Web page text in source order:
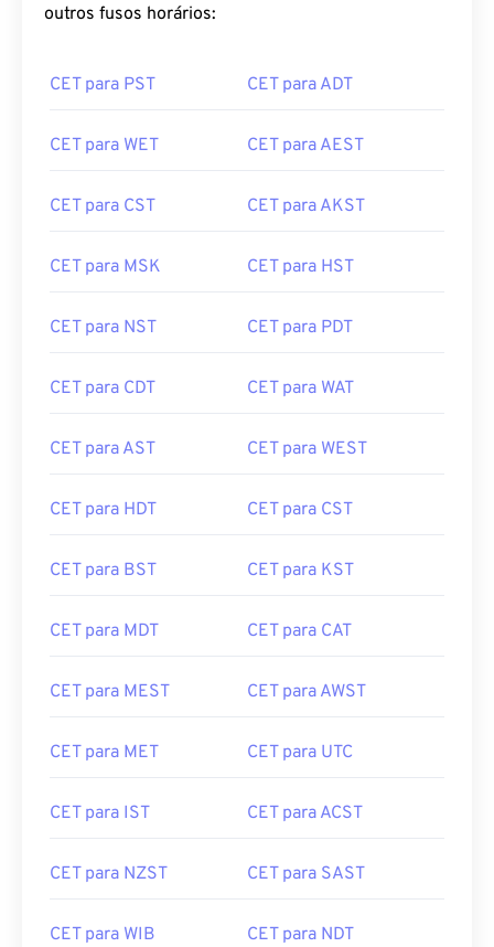
outros fusos horários:
CET para PST CET para ADT
CET para WET CET para AEST
CET para CST CET para AKST
CET para MSK CET para HST
CET para NST CET para PDT
CET para CDT CET para WAT
CET para AST CET para WEST
CET para HDT CET para CST
CET para BST CET para KST
CET para MDT CET para CAT
CET para MEST CET para AWST
CET para MET CET para UTC
CET para IST CET para ACST
CET para NZST CET para SAST
CET para WIB CET para NDT